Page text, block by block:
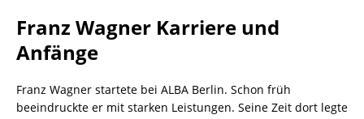
Franz Wagner Karriere und
Anfänge
Franz Wagner startete bei ALBA Berlin. Schon früh
beeindruckte er mit starken Leistungen. Seine Zeit dort legte